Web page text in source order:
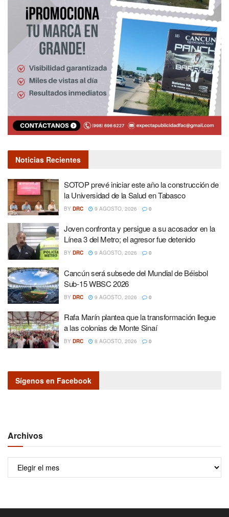
Noticias Recientes
SOTOP prevé iniciar este año la construcción de
la Universidad de la Salud en Tabasco
BY DRC 9 AGOSTO, 2026 0
Joven confronta y persigue a su acosador en la
Línea 3 del Metro; el agresor fue detenido
BY DRC 9 AGOSTO, 2026 0
Cancún será subsede del Mundial de Béisbol
Sub-15 WBSC 2026
BY DRC 9 AGOSTO, 2026 0
Rafa Marín plantea que la transformación llegue
a las colonias de Monte Sinaí
BY DRC 8 AGOSTO, 2026 0
Sígenos en Facebook
Archivos